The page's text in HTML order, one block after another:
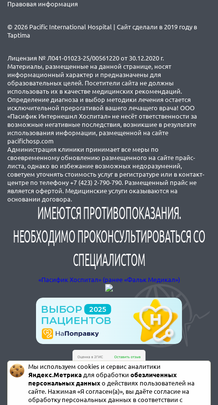
Правовая информация
© 2026 Pacific International Hospital | Сайт сделали в 2019 году в
Taptima
Лицензия № Л041-01023-25/00561220 от 30.12.2020 г.
Материалы, размещенные на данной странице, носят
информационный характер и предназначены для
образовательных целей. Посетители сайта не должны
использовать их в качестве медицинских рекомендаций.
Определение диагноза и выбор методики лечения остается
исключительной прерогативой вашего лечащего врача! ООО
«Пасифик Интернешнл Хоспитал» не несёт ответственности за
возможные негативные последствия, возникшие в результате
использования информации, размещенной на сайте
pacifichosp.com
Администрация клиники принимает все меры по
своевременному обновлению размещенного на сайте прайс-
листа, однако во избежание возможных недоразумений,
советуем уточнять стоимость услуг в регистратуре или в контакт-
центре по телефону +7 (423) 2-790-790. Размещенный прайс не
является офертой. Медицинские услуги оказываются на
основании договора.
ИМЕЮТСЯ ПРОТИВОПОКАЗАНИЯ.
НЕОБХОДИМО ПРОКОНСУЛЬТИРОВАТЬСЯ СО
СПЕЦИАЛИСТОМ
«Пасифик Хоспитал» (ранее «Фальк Медикал»)
Мы используем cookies и сервис аналитики
Яндекс.Метрикадля обработки обезличенных
персональных данныхо действиях пользователей на
сайте. Нажимая «Я согласен(а)», вы даёте согласие на
обработку персональных данных в соответствии с